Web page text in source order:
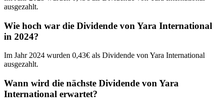
ausgezahlt.
Wie hoch war die Dividende von Yara International
in 2024?
Im Jahr 2024 wurden 0,43€ als Dividende von Yara International
ausgezahlt.
Wann wird die nächste Dividende von Yara
International erwartet?